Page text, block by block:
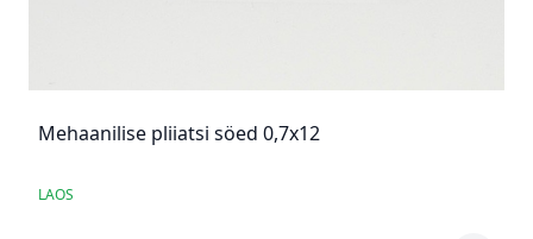
Mehaanilise pliiatsi söed 0,7x12
LAOS